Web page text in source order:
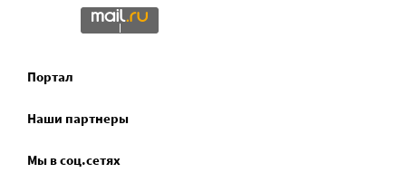
Портал
Наши партнеры
Мы в соц.сетях